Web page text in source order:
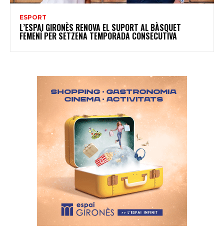
ESPORT
L’ESPAI GIRONÈS RENOVA EL SUPORT AL BÀSQUET
FEMENÍ PER SETZENA TEMPORADA CONSECUTIVA